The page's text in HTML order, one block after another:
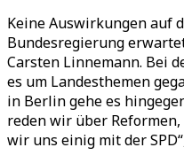
Keine Auswirkungen auf
Bundesregierung
Carsten Linnemann. Bei
es um Landesthemen
in Berlin gehe es
reden wir über
wir uns einig mit der